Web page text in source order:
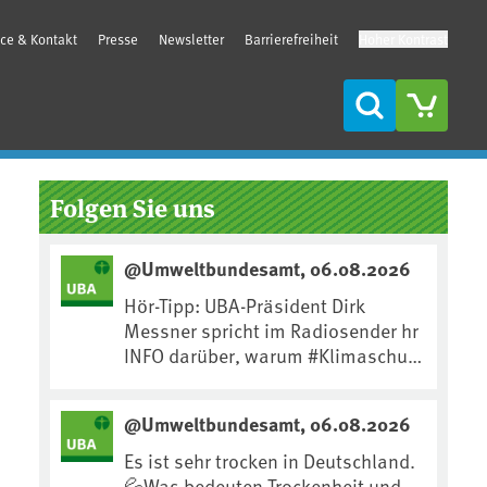
& Kontakt Presse Newsletter Barrierefreiheit
Suche
Seitenleiste
Folgen Sie uns
@Umweltbundesamt, 06.08.2026
Hör-Tipp: UBA-Präsident Dirk
Messner spricht im Radiosender hr
INFO darüber, warum #Klimaschutz
Klimafolgen anpassen können:
https://www.ardsounds.de/episod
e/urn:ard:episode:0e7cf1c4b819c2
@Umweltbundesamt, 06.08.2026
Es ist sehr trocken in Deutschland.